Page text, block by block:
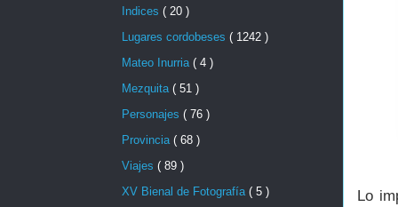
Lo
Indices ( 20 )
Lugares cordobeses ( 1242 )
Mateo Inurria ( 4 )
Mezquita ( 51 )
Personajes ( 76 )
Provincia ( 68 )
Viajes ( 89 )
XV Bienal de Fotografía ( 5 )